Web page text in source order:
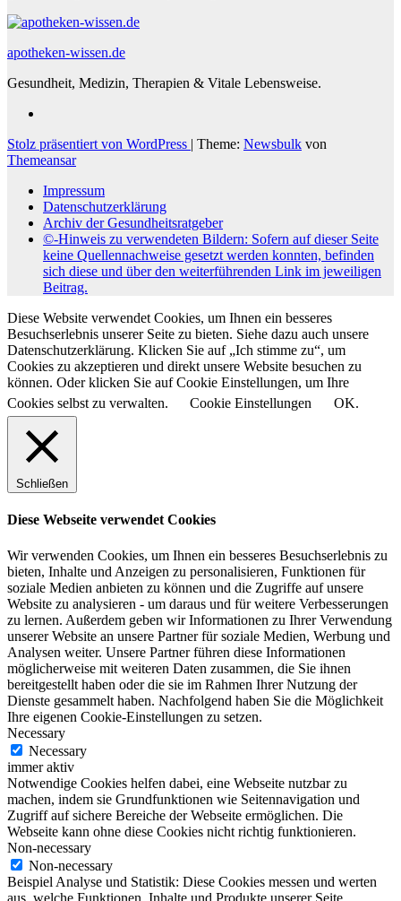
apotheken-wissen.de
Gesundheit, Medizin, Therapien & Vitale Lebensweise.
Stolz präsentiert von WordPress | Theme: Newsbulk von
Themeansar
Impressum
Datenschutzerklärung
Archiv der Gesundheitsratgeber
©-Hinweis zu verwendeten Bildern: Sofern auf dieser Seite
keine Quellennachweise gesetzt werden konnten, befinden
sich diese und über den weiterführenden Link im jeweiligen
Beitrag.
Diese Website verwendet Cookies, um Ihnen ein besseres
Besuchserlebnis unserer Seite zu bieten. Siehe dazu auch unsere
Datenschutzerklärung. Klicken Sie auf „Ich stimme zu“, um
Cookies zu akzeptieren und direkt unsere Website besuchen zu
können. Oder klicken Sie auf Cookie Einstellungen, um Ihre
Cookies selbst zu verwalten.
Cookie Einstellungen OK.
Schließen
Diese Webseite verwendet Cookies
Wir verwenden Cookies, um Ihnen ein besseres Besuchserlebnis zu
bieten, Inhalte und Anzeigen zu personalisieren, Funktionen für
soziale Medien anbieten zu können und die Zugriffe auf unsere
Website zu analysieren - um daraus und für weitere Verbesserungen
zu lernen. Außerdem geben wir Informationen zu Ihrer Verwendung
unserer Website an unsere Partner für soziale Medien, Werbung und
Analysen weiter. Unsere Partner führen diese Informationen
möglicherweise mit weiteren Daten zusammen, die Sie ihnen
bereitgestellt haben oder die sie im Rahmen Ihrer Nutzung der
Dienste gesammelt haben. Nachfolgend haben Sie die Möglichkeit
Ihre eigenen Cookie-Einstellungen zu setzen.
Necessary
Necessary
immer aktiv
Notwendige Cookies helfen dabei, eine Webseite nutzbar zu
machen, indem sie Grundfunktionen wie Seitennavigation und
Zugriff auf sichere Bereiche der Webseite ermöglichen. Die
Webseite kann ohne diese Cookies nicht richtig funktionieren.
Non-necessary
Non-necessary
Beispiel Analyse und Statistik: Diese Cookies messen und werten
aus, welche Funktionen, Inhalte und Produkte unserer Seite